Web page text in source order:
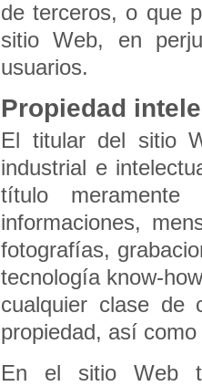
de terceros, o que
sitio Web, en
usuarios.
Propiedad
El titular del sitio
industrial e
título meramente
informaciones,
fotografías,
tecnología know-
cualquier clase de
propiedad, así
En el sitio Web